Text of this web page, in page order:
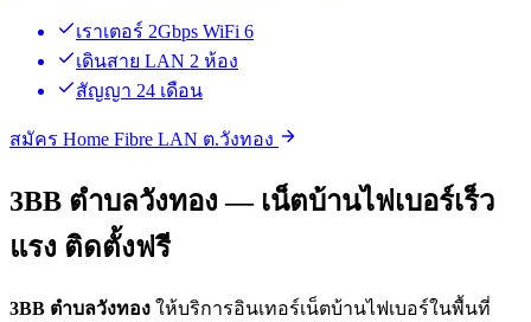
เราเตอร์ 2Gbps WiFi 6
เดินสาย LAN 2 ห้อง
สัญญา 24 เดือน
สมัคร Home Fibre LAN ต.วังทอง
3BB ตำบลวังทอง — เน็ตบ้านไฟเบอร์เร็ว
แรง ติดตั้งฟรี
3BB ตำบลวังทอง ให้บริการอินเทอร์เน็ตบ้านไฟเบอร์ในพื้นที่